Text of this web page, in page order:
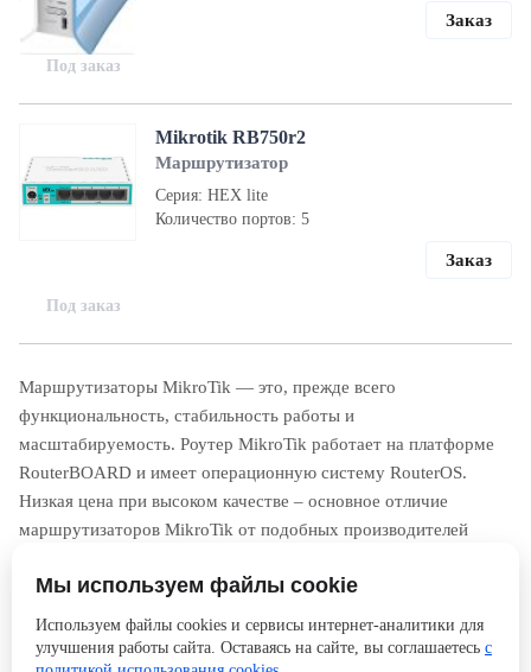
Под заказ
Заказ
Под заказ
Mikrotik RB750r2
Маршрутизатор
Серия: HEX lite
Количество портов: 5
Заказ
Маршрутизаторы MikroTik — это, прежде всего
функциональность, стабильность работы и
масштабируемость. Роутер MikroTik работает на платформе
RouterBOARD и имеет операционную систему RouterOS.
Низкая цена при высоком качестве – основное отличие
маршрутизаторов MikroTik от подобных производителей
размещены для скачивания все обновления и прошивки.
Купить маршрутизатор MikroTik вы можете как для дома и
офиса, так и для организации решений операторского класса.
Мы используем файлы cookie
Используем файлы cookies и сервисы интернет-аналитики для
улучшения работы сайта. Оставаясь на сайте, вы соглашаетесь с